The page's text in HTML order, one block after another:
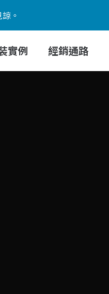
。
實例 經銷通路